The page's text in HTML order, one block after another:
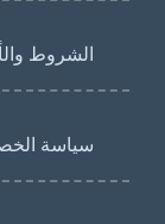
الشروط
سياسة